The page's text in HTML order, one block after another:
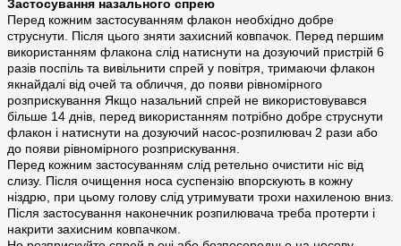
Застосування назального спрею
Перед кожним застосуванням флакон необхідно добре
струснути. Після цього зняти захисний ковпачок. Перед першим
використанням флакона слід натиснути на дозуючий пристрій 6
разів поспіль та вивільнити спрей у повітря, тримаючи флакон
якнайдалі від очей та обличчя, до появи рівномірного
розприскування Якщо назальний спрей не використовувався
більше 14 днів, перед використанням потрібно добре струснути
флакон і натиснути на дозуючий насос-розпилювач 2 рази або
до появи рівномірного розприскування.
Перед кожним застосуванням слід ретельно очистити ніс від
слизу. Після очищення носа суспензію впорскують в кожну
ніздрю, при цьому голову слід утримувати трохи нахиленою вниз.
Після застосування наконечник розпилювача треба протерти і
накрити захисним ковпачком.